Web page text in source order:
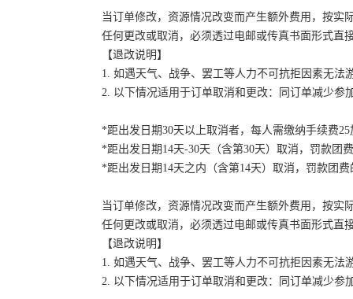
当订单修改，资源情况改变而产生额外费用，按实
任何更改或取消，必须透过电邮或传真书面形式直
【退改说明】
1. 如遇天气、战争、罢工等人力不可抗拒因素无
2. 以下情况适用于订单取消和更改：同订单减少
*距出发日期30天以上取消者，每人需缴纳手续费
*距出发日期14天-30天（含第30天）取消，罚款团
*距出发日期14天之内（含第14天）取消，罚款团费
当订单修改，资源情况改变而产生额外费用，按实
任何更改或取消，必须透过电邮或传真书面形式直
【退改说明】
1. 如遇天气、战争、罢工等人力不可抗拒因素无
2. 以下情况适用于订单取消和更改：同订单减少